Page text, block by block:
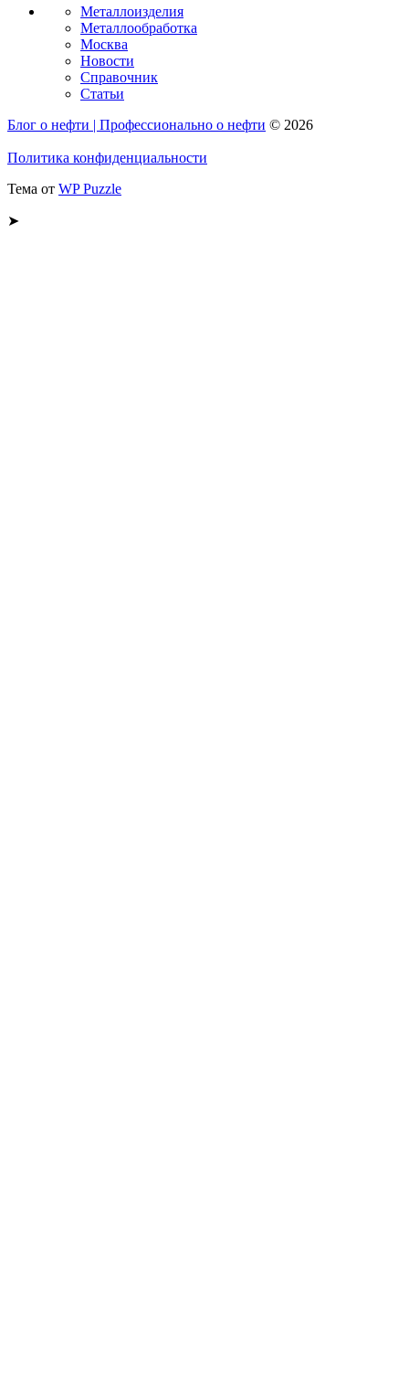
Металлоизделия
Металлообработка
Москва
Новости
Справочник
Статьи
Блог о нефти | Профессионально о нефти © 2026
Политика конфиденциальности
Тема от WP Puzzle
➤